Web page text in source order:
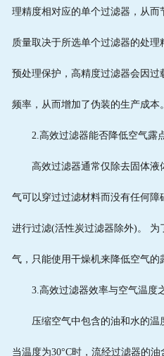
理精度相对应的单个过滤器，从
质量取决于所选单个过滤器的处
预处理保护，高精度过滤器会因
频率，从而增加了伪装的生产成本。
2.高效过滤器能否降低空气露
高效过滤器通常仅除去固体液
气可以穿过过滤材料而没有任何
进行过滤(活性炭过滤器除外)。
气，只能使用干燥机来降低空气的
3.高效过滤器效率与空气温度
压缩空气中包含的油和水的温
当温度为30°C时，流经过滤器的